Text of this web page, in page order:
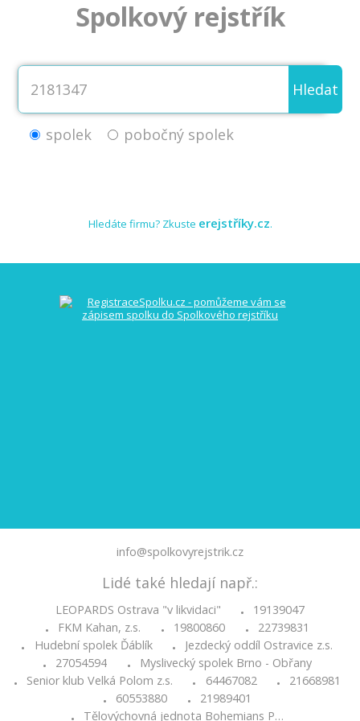
Spolkový rejstřík
Hledat
spolek pobočný spolek
Hledáte firmu? Zkuste erejstříky.cz.
info@spolkovyrejstrik.cz
Lidé také hledají např.:
LEOPARDS Ostrava "v likvidaci" •
19139047
•
FKM Kahan, z.s. • 19800860 •
22739831
•
Hudební spolek Ďáblík •
Jezdecký oddíl Ostravice z.s.
•
27054594 •
Myslivecký spolek Brno - Obřany
•
Senior klub Velká Polom z.s. • 64467082 •
21668981
•
60553880 •
21989401
Tělovýchovná jednota Bohemians P…